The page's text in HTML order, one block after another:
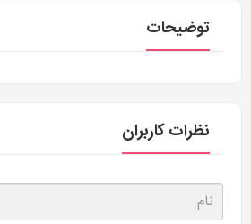
توضیحات
نظرات کاربران